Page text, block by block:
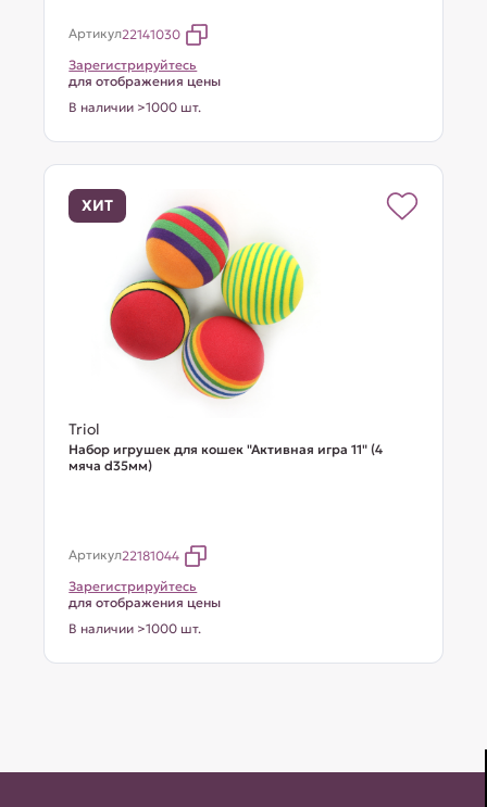
Артикул22141030
Зарегистрируйтесь
для отображения цены
В наличии >1000 шт.
ХИТ
Triol
Набор игрушек для кошек "Активная игра 11" (4
мяча d35мм)
Артикул22181044
Зарегистрируйтесь
для отображения цены
В наличии >1000 шт.